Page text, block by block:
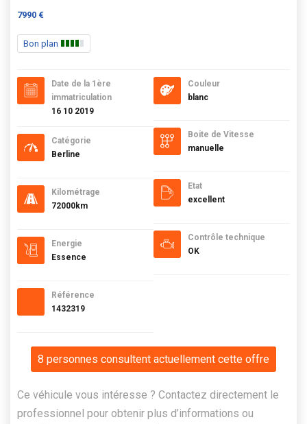
7990 €
Bon plan
Date de la 1ère
immatriculation
16 10 2019
Catégorie
Berline
Kilométrage
72000km
Energie
Essence
Référence
1432319
Couleur
blanc
Boite de Vitesse
manuelle
Etat
excellent
Contrôle technique
OK
8 personnes consultent actuellement cette offre
Ce véhicule vous intéresse ? Contactez directement le
professionnel pour obtenir plus d’informations ou